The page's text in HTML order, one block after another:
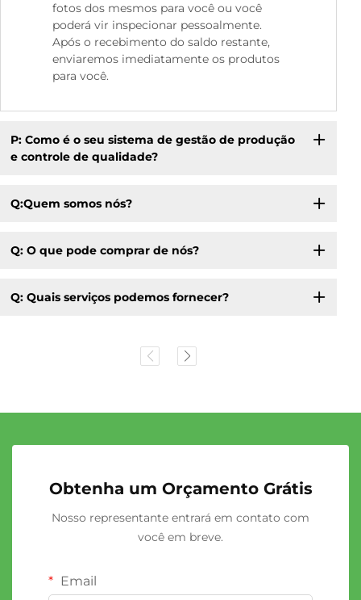
fotos dos mesmos para você ou você
poderá vir inspecionar pessoalmente.
Após o recebimento do saldo restante,
enviaremos imediatamente os produtos
para você.
P: Como é o seu sistema de gestão de produção
e controle de qualidade?
Q:Quem somos nós?
Q: O que pode comprar de nós?
Q: Quais serviços podemos fornecer?
Obtenha um Orçamento Grátis
Nosso representante entrará em contato com
você em breve.
Email